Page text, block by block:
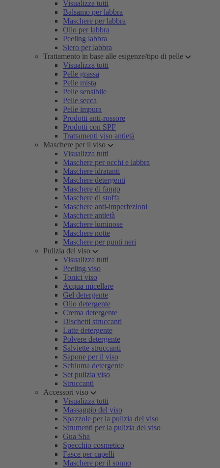
Visualizza tutti
Balsamo per labbra
Maschere per labbra
Olio per labbra
Peeling labbra
Siero per labbra
Trattamento in base alle esigenze/tipo di pelle
Visualizza tutti
Pelle grassa
Pelle mista
Pelle sensibile
Pelle secca
Pelle impura
Prodotti anti-rossore
Prodotti con SPF
Trattamenti viso antietà
Maschere per il viso
Visualizza tutti
Maschere per occhi e labbra
Maschere idratanti
Maschere detergenti
Maschere di fango
Maschere di stoffa
Maschere anti-imperfezioni
Maschere antietà
Maschere luminose
Maschere notte
Maschere per punti neri
Pulizia del viso
Visualizza tutti
Peeling viso
Tonici viso
Acqua micellare
Gel detergente
Olio detergente
Crema detergente
Dischetti struccanti
Latte detergente
Polvere detergente
Salviette struccanti
Sapone per il viso
Schiuma detergente
Set pulizia viso
Struccanti
Accessori viso
Visualizza tutti
Massaggio del viso
Spazzole per la pulizia del viso
Strumenti per la pulizia del viso
Gua Sha
Specchio cosmetico
Fasce per capelli
Maschere per il sonno